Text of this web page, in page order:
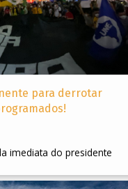
para derrotar
imediata do presidente